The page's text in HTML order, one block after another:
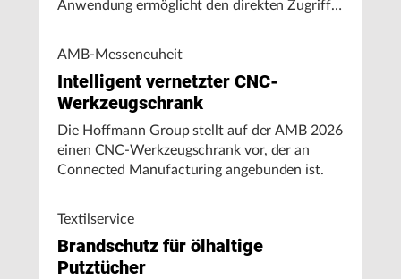
Anwendung ermöglicht den direkten Zugriff
Energieverbrauch.
AMB-Messeneuheit
Intelligent vernetzter CNC-
Werkzeugschrank
Die Hoffmann Group stellt auf der AMB 2026
einen CNC-Werkzeugschrank vor, der an
Connected Manufacturing angebunden ist.
Textilservice
Brandschutz für ölhaltige
Putztücher